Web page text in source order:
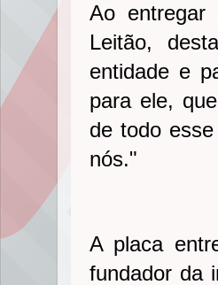
Ao entregar
Leitão,
entidade e
para ele,
de todo
nós."
A placa
fundador da